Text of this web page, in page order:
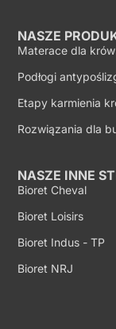
NASZE
Materace dla krów
Podłogi
Etapy karmienia
Rozwiązania dla
NASZE INNE
Bioret Cheval
Bioret Loisirs
Bioret Indus - TP
Bioret NRJ